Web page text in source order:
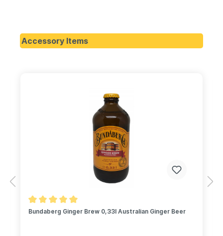
Accessory Items
Bundaberg Ginger Brew 0,33l Australian Ginger Beer